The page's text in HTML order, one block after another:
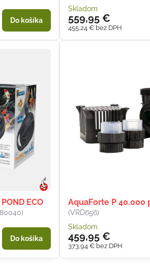
Do košíka
Skladom
559,95 €
455,24 € bez DPH
ECO
Do košíka
AquaForte P 40.000
(VRD656)
Skladom
459,95 €
373,94 € bez DPH